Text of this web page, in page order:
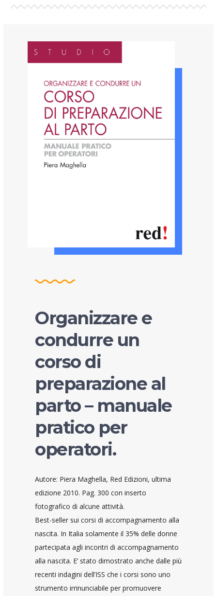
Organizzare e
condurre un
corso di
preparazione al
parto – manuale
pratico per
operatori.
Autore: Piera Maghella, Red Edizioni, ultima
edizione 2010. Pag. 300 con inserto
fotografico di alcune attività.
Best-seller sui corsi di accompagnamento alla
nascita. In Italia solamente il 35% delle donne
partecipata agli incontri di accompagnamento
alla nascita. E’ stato dimostrato anche dalle più
recenti indagini dell’ISS che i corsi sono uno
strumento irrinunciabile per promuovere